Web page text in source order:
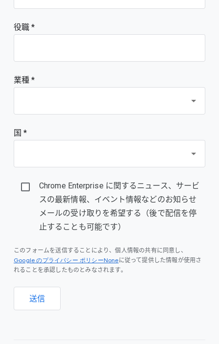
役職
業種 *
国 *
Chrome Enterprise に関するニュース、サービ
スの最新情報、イベント情報などのお知らせ
メールの受け取りを希望する（後で配信を停
止することも可能です）
このフォームを送信することにより、個人情報の共有に同意し、
Google のプライバシー ポリシーNoneに従って提供した情報が使用さ
れることを承認したものとみなされます。
送信